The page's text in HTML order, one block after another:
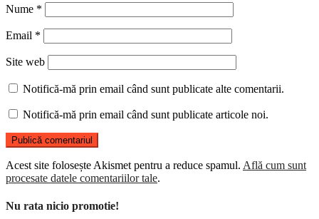
Nume *
Email *
Site web
Notifică-mă prin email când sunt publicate alte comentarii.
Notifică-mă prin email când sunt publicate articole noi.
Acest site folosește Akismet pentru a reduce spamul. Află cum sunt
procesate datele comentariilor tale.
Nu rata nicio promotie!